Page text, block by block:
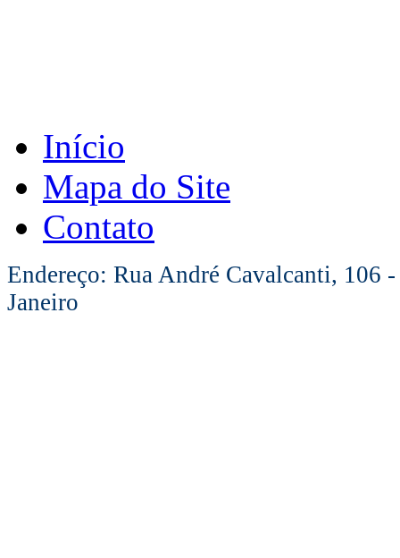
Início
Mapa do Site
Contato
Endereço: Rua André Cavalcanti, 106
Janeiro